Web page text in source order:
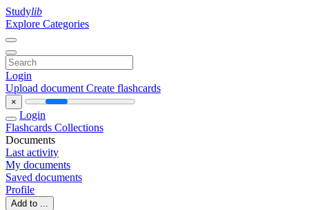
Studylib
Explore Categories
Login
Upload document Create flashcards
×
Login
Flashcards Collections
Documents
Last activity
My documents
Saved documents
Profile
Add to ...